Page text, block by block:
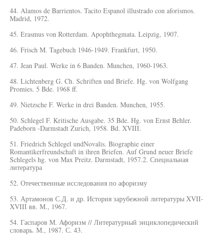
44. Alamos de Barrientos. Tacito Espanol illustrado con aforismos.
Madrid, 1972.
45. Erasmus von Rotterdam. Apophthegmata. Leipzig, 1907.
46. Frisch M. Tagebuch 1946-1949. Frankfurt, 1950.
47. Jean Paul. Werke in 6 Banden. Munchen, 1960-1963.
48. Lichtenberg G. Ch. Schriften und Briefe. Hg. von Wolfgang
Promies. 5 Bde. 1968 ff.
49. Nietzsche F. Werke in drei Banden. Munchen, 1955.
50. Schlegel F. Kritische Ausgabe. 35 Bde. Hg. von Ernst Behler.
Padeborn -Darmstadt Zurich, 1958. Bd. XVIII.
51. Friedrich Schlegel undNovalis. Biographie einer
Romantikerfreundschaft in ihren Briefen. Auf Grund neuer Briefe
Schlegels hg. von Max Preitz. Darmstadt, 1957.2. Специальная
литература
52. Отечественные исследования по афоризму
53. Артамонов С.Д. и др. История зарубежной литературы XVII-
XVIII вв. М., 1967.
54. Гаспаров М. Афоризм // Литературный энциклопедический
словарь. М., 1987. С. 43.